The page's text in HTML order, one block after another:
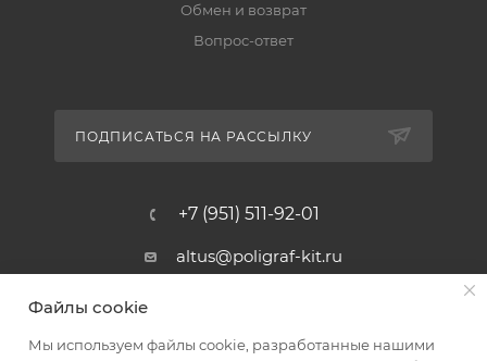
Обмен и возврат
Вопрос-ответ
ПОДПИСАТЬСЯ НА РАССЫЛКУ
+7 (951) 511-92-01
altus@poligraf-kit.ru
Магазин-склад ТЦ "Альтус"
пос. Янтарный, Малое Зеленое
Файлы cookie
Мы используем файлы cookie, разработанные нашими